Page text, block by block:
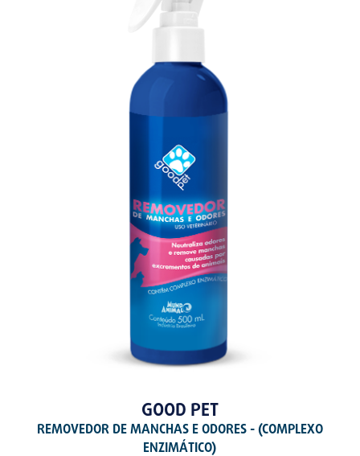
GOOD PET
REMOVEDOR DE MANCHAS E ODORES - (COMPLEXO
ENZIMÁTICO)